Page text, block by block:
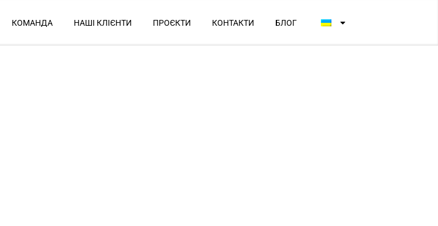
КОМАНДА НАШІ КЛІЄНТИ ПРОЄКТИ КОНТАКТИ БЛОГ